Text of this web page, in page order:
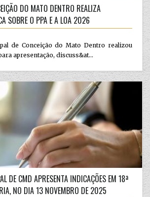
DO MATO DENTRO REALIZA
SOBRE O PPA E A LOA 2026
de Conceição do Mato Dentro realizou
apresentação, discuss&at...
DE CMD APRESENTA INDICAÇÕES EM 18ª
NO DIA 13 NOVEMBRO DE 2025